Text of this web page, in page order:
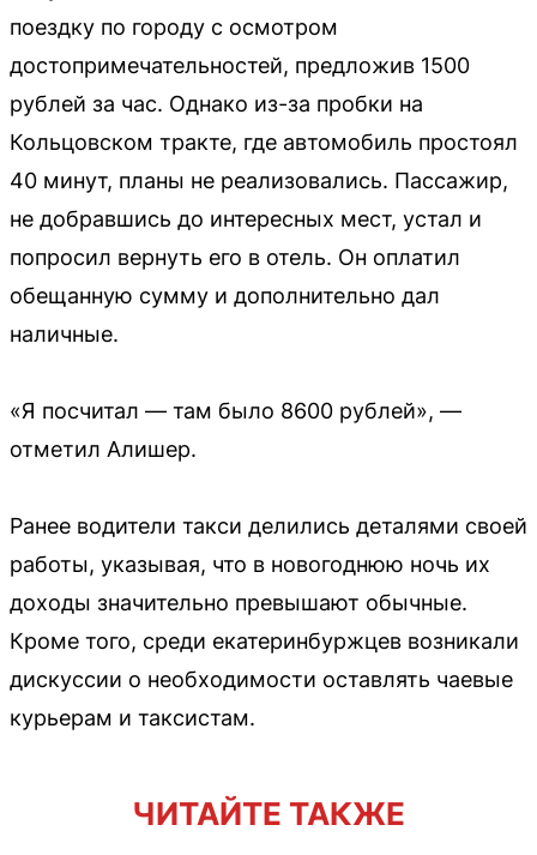
поездку по городу с осмотром
достопримечательностей, предложив 1500
рублей за час. Однако из-за пробки на
Кольцовском тракте, где автомобиль простоял
40 минут, планы не реализовались. Пассажир,
не добравшись до интересных мест, устал и
попросил вернуть его в отель. Он оплатил
обещанную сумму и дополнительно дал
наличные.
«Я посчитал — там было 8600 рублей», —
отметил Алишер.
Ранее водители такси делились деталями своей
работы, указывая, что в новогоднюю ночь их
доходы значительно превышают обычные.
Кроме того, среди екатеринбуржцев возникали
дискуссии о необходимости оставлять чаевые
курьерам и таксистам.
ЧИТАЙТЕ ТАКЖЕ